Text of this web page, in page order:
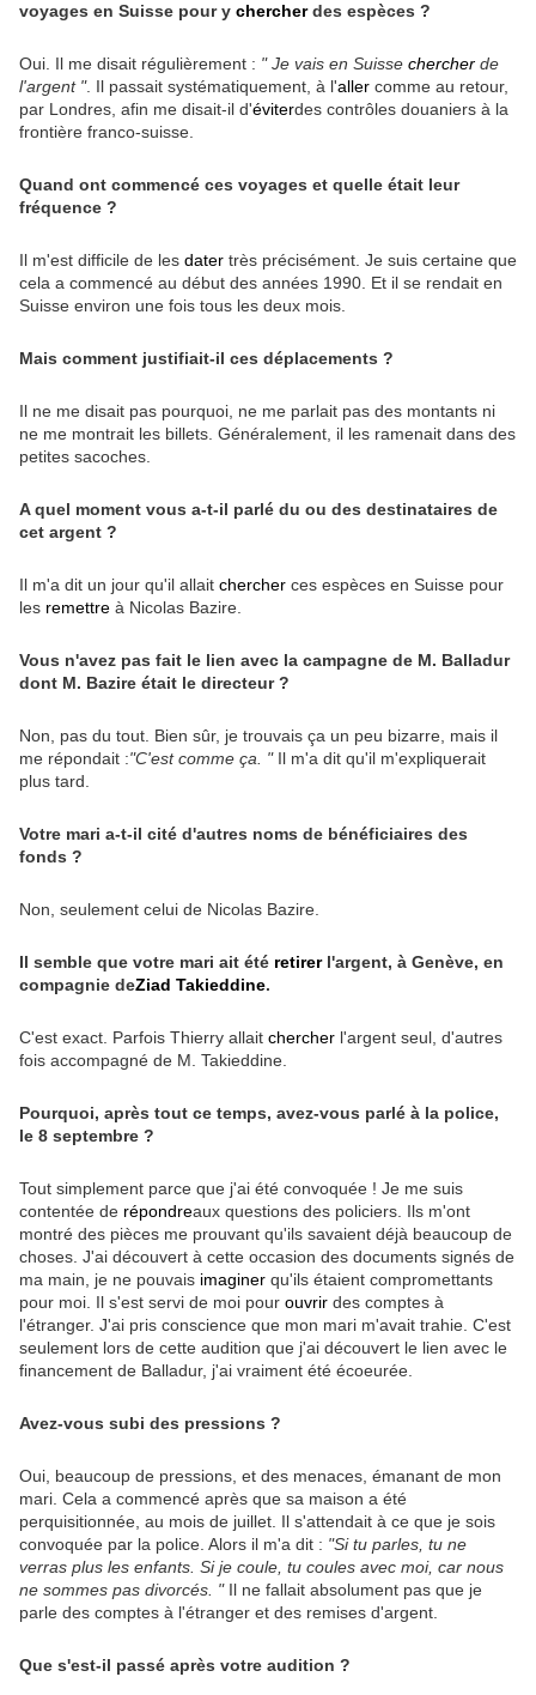
voyages en Suisse pour y chercherdes espèces ?
Oui. Il me disait régulièrement : " Je vais en Suisse chercher de
l'argent ". Il passait systématiquement, à l'aller comme au retour,
par Londres, afin me disait-il d'éviterdes contrôles douaniers à la
frontière franco-suisse.
Quand ont commencé ces voyages et quelle était leur
fréquence ?
Il m'est difficile de les dater très précisément. Je suis certaine que
cela a commencé au début des années 1990. Et il se rendait en
Suisse environ une fois tous les deux mois.
Mais comment justifiait-il ces déplacements ?
Il ne me disait pas pourquoi, ne me parlait pas des montants ni
ne me montrait les billets. Généralement, il les ramenait dans des
petites sacoches.
A quel moment vous a-t-il parlé du ou des destinataires de
cet argent ?
Il m'a dit un jour qu'il allait chercher ces espèces en Suisse pour
les remettre à Nicolas Bazire.
Vous n'avez pas fait le lien avec la campagne de M. Balladur
dont M. Bazire était le directeur ?
Non, pas du tout. Bien sûr, je trouvais ça un peu bizarre, mais il
me répondait :"C'est comme ça. "Il m'a dit qu'il m'expliquerait
plus tard.
Votre mari a-t-il cité d'autres noms de bénéficiaires des
fonds ?
Non, seulement celui de Nicolas Bazire.
Il semble que votre mari ait été retirerl'argent, à Genève, en
compagnie deZiad Takieddine.
C'est exact. Parfois Thierry allait chercher l'argent seul, d'autres
fois accompagné de M. Takieddine.
Pourquoi, après tout ce temps, avez-vous parlé à la police,
le 8 septembre ?
Tout simplement parce que j'ai été convoquée ! Je me suis
contentée de répondreaux questions des policiers. Ils m'ont
montré des pièces me prouvant qu'ils savaient déjà beaucoup de
choses. J'ai découvert à cette occasion des documents signés de
ma main, je ne pouvais imaginer qu'ils étaient compromettants
pour moi. Il s'est servi de moi pour ouvrir des comptes à
l'étranger. J'ai pris conscience que mon mari m'avait trahie. C'est
seulement lors de cette audition que j'ai découvert le lien avec le
financement de Balladur, j'ai vraiment été écoeurée.
Avez-vous subi des pressions ?
Oui, beaucoup de pressions, et des menaces, émanant de mon
mari. Cela a commencé après que sa maison a été
perquisitionnée, au mois de juillet. Il s'attendait à ce que je sois
convoquée par la police. Alors il m'a dit : "Si tu parles, tu ne
verras plus les enfants. Si je coule, tu coules avec moi, car nous
ne sommes pas divorcés. "Il ne fallait absolument pas que je
parle des comptes à l'étranger et des remises d'argent.
Que s'est-il passé après votre audition ?